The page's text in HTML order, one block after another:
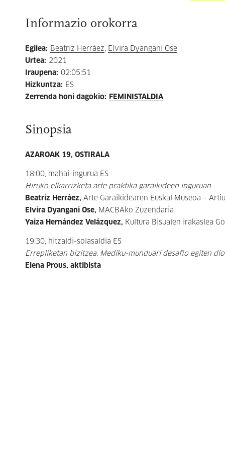
Informazio orokorra
Egilea: Beatriz Herráez, Elvira Dyangani Ose
Urtea: 2021
Iraupena: 02:05:51
Hizkuntza: ES
Zerrenda honi dagokio: FEMINISTALDIA
Sinopsia
AZAROAK 19, OSTIRALA
18:00, mahai-ingurua ES
Hiruko elkarrizketa arte praktika garaikideen inguruan
Beatriz Herráez, Arte Garaikidearen Euskal Museoa –
Elvira Dyangani Ose, MACBAko Zuzendaria
Yaiza Hernández Velázquez, Kultura Bisualen irakaslea
19:30, hitzaldi-solasaldia ES
Errepliketan bizitzea. Mediku-munduari desafio egiten
Elena Prous, aktibista